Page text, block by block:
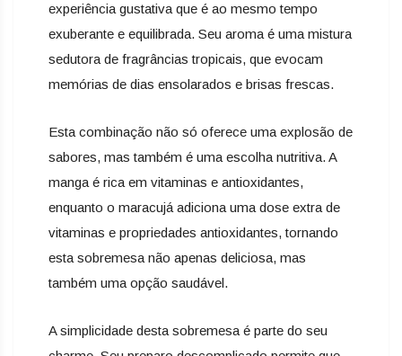
experiência gustativa que é ao mesmo tempo
exuberante e equilibrada. Seu aroma é uma mistura
sedutora de fragrâncias tropicais, que evocam
memórias de dias ensolarados e brisas frescas.
Esta combinação não só oferece uma explosão de
sabores, mas também é uma escolha nutritiva. A
manga é rica em vitaminas e antioxidantes,
enquanto o maracujá adiciona uma dose extra de
vitaminas e propriedades antioxidantes, tornando
esta sobremesa não apenas deliciosa, mas
também uma opção saudável.
A simplicidade desta sobremesa é parte do seu